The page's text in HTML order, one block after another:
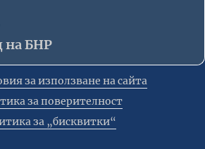
на БНР
за използване на сайта
за поверителност
за „бисквитки“